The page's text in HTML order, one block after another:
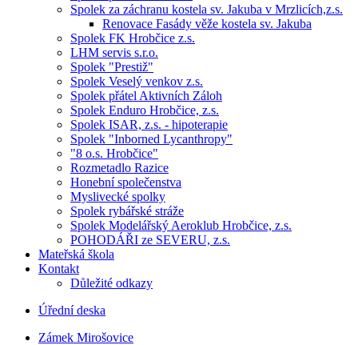
Spolek za záchranu kostela sv. Jakuba v Mrzlicích,z.s.
Renovace Fasády věže kostela sv. Jakuba
Spolek FK Hrobčice z.s.
LHM servis s.r.o.
Spolek "Prestiž"
Spolek Veselý venkov z.s.
Spolek přátel Aktivních Záloh
Spolek Enduro Hrobčice, z.s.
Spolek ISAR, z.s. - hipoterapie
Spolek "Inborned Lycanthropy"
"8 o.s. Hrobčice"
Rozmetadlo Razice
Honební společenstva
Myslivecké spolky
Spolek rybářské stráže
Spolek Modelářský Aeroklub Hrobčice, z.s.
POHODÁŘI ze SEVERU, z.s.
Mateřská škola
Kontakt
Důležité odkazy
Úřední deska
Zámek Mirošovice